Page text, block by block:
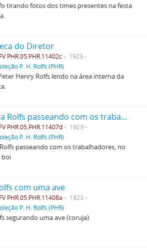
tirando fotos dos times presentes na festa
do Diretor
PHR.05.PHR.11402c
1923
P. H. Rolfs (PHR)
Henry Rolfs lendo na área interna da
Clarissa Rolfs passeando com os trabalhadores, no carro de boi
PHR.05.PHR.11407d
1923
P. H. Rolfs (PHR)
passeando com os trabalhadores, no
boi
com uma ave
PHR.05.PHR.11408a
1923
P. H. Rolfs (PHR)
segurando uma ave (coruja).